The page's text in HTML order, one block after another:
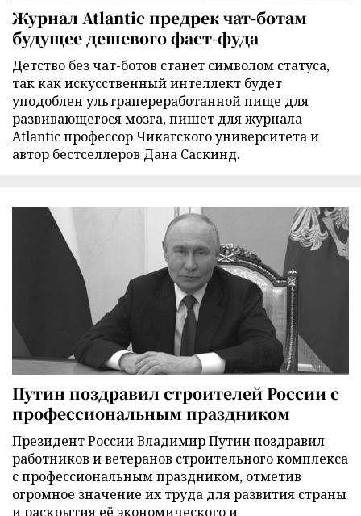
Журнал Atlantic предрек чат-ботам
будущее дешевого фаст-фуда
Детство без чат-ботов станет символом статуса,
так как искусственный интеллект будет
уподоблен ультрапереработанной пище для
развивающегося мозга, пишет для журнала
Atlantic профессор Чикагского университета и
автор бестселлеров Дана Саскинд.
Путин поздравил строителей России с
профессиональным праздником
Президент России Владимир Путин поздравил
работников и ветеранов строительного комплекса
с профессиональным праздником, отметив
огромное значение их труда для развития страны
и раскрытия её экономического и